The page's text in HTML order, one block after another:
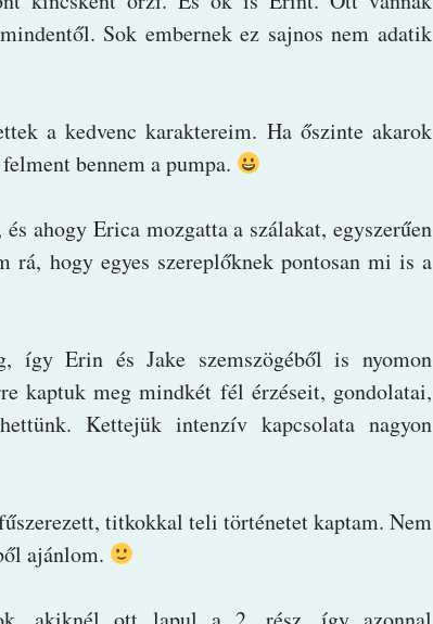
Sok embernek ez sajnos nem adatik
a kedvenc karaktereim. Ha őszinte akarok
bennem a pumpa.
ahogy Erica mozgatta a szálakat, egyszerűen
rá, hogy egyes szereplőknek pontosan mi is a
így Erin és Jake szemszögéből is nyomon
kaptuk meg mindkét fél érzéseit, gondolatai,
Kettejük intenzív kapcsolata nagyon
titkokkal teli történetet kaptam. Nem
ajánlom.